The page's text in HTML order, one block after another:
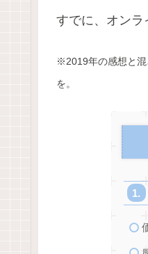
すでに、オン
※2019年の感想と混
を。